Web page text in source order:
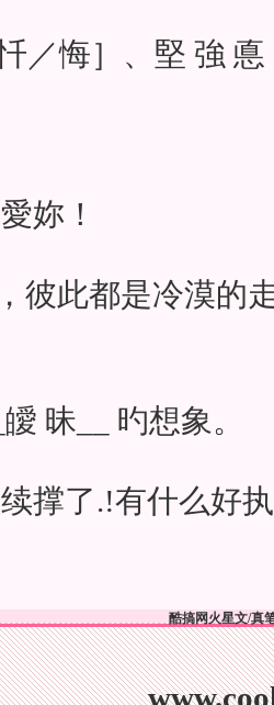
／悔］、堅 強
妳！
彼此都是冷漠的
昧__ 旳想象。
撑了.!有什么好
酷搞网火星文/真